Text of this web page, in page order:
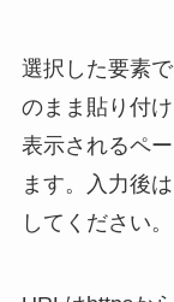
選択した要素
のまま貼り付
表示されるペ
ます。入力後
してください。